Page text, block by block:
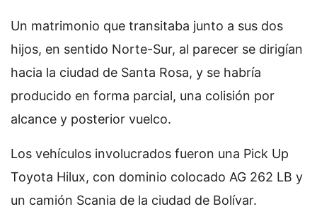
Un matrimonio que transitaba junto a sus dos
hijos, en sentido Norte-Sur, al parecer se dirigían
hacia la ciudad de Santa Rosa, y se habría
producido en forma parcial, una colisión por
alcance y posterior vuelco.
Los vehículos involucrados fueron una Pick Up
Toyota Hilux, con dominio colocado AG 262 LB y
un camión Scania de la ciudad de Bolívar.